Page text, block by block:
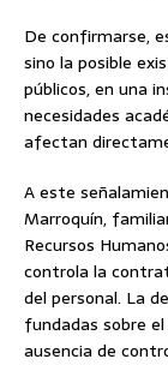
De confirmarse,
sino la posible
públicos, en una
necesidades
afectan
A este
Marroquín,
Recursos
controla la
del personal. La
fundadas sobre
ausencia de